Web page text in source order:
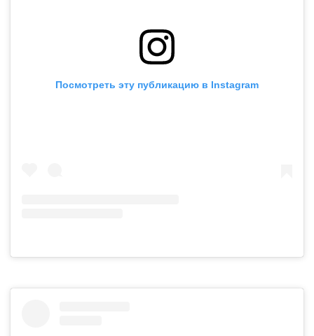
Посмотреть эту публикацию в Instagram